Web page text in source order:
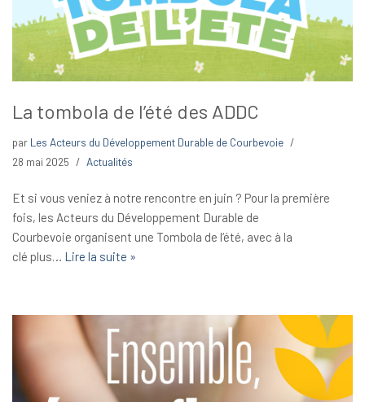
La tombola de l’été des ADDC
par Les Acteurs du Développement Durable de Courbevoie
28 mai 2025
Actualités
Et si vous veniez à notre rencontre en juin ? Pour la première
fois, les Acteurs du Développement Durable de
Courbevoie organisent une Tombola de l‘été, avec à la
clé plus… Lire la suite »